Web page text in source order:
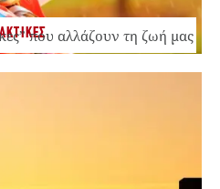
που αλλάζουν τη ζωή μας